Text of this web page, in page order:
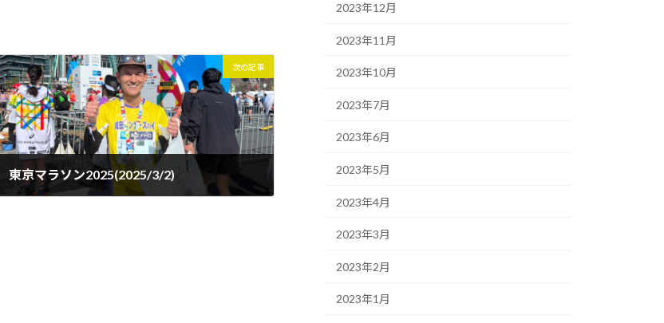
次の記事
東京マラソン2025(2025/3/2)
2023年12月
2023年11月
2023年10月
2023年7月
2023年6月
2023年5月
2023年4月
2023年3月
2023年2月
2023年1月